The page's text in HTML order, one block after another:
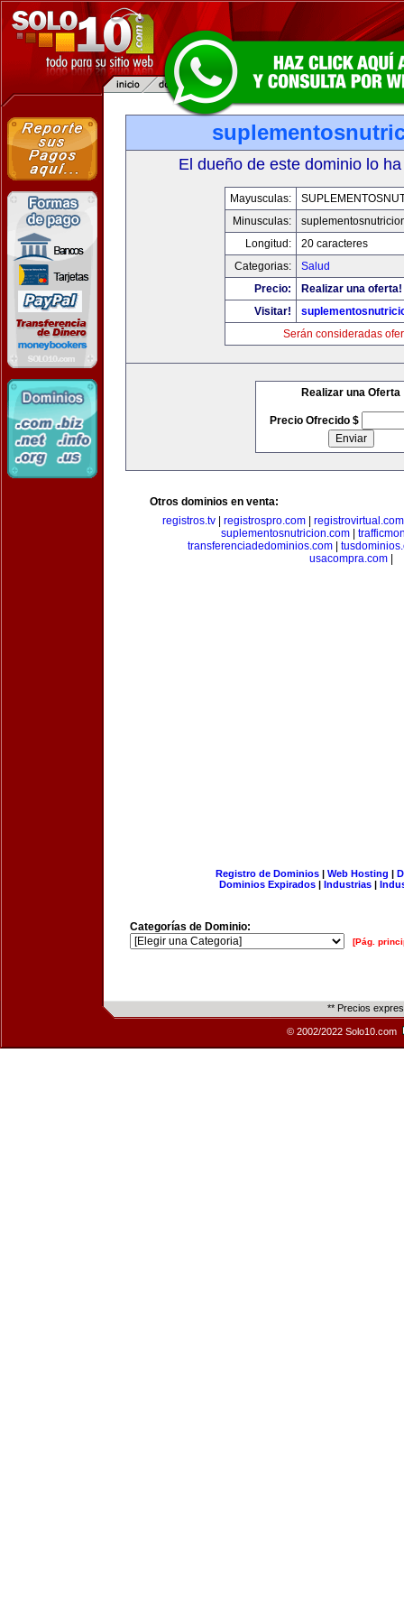
El dueño de este dominio lo
Mayusculas:
Minusculas:
Longitud:
20 caracteres
Categorias:
Salud
Precio:
Realizar una oferta!
Visitar!
Serán consideradas
Realizar una Oferta
Precio Ofrecido $
Otros dominios en venta:
registros.tv
registrospro.com
registrovirtual.com
suplementosnutricion.com|
transferenciadedominios.com|
usacompra.com|
Registro de Dominios| Web Hosting |
Dominios Expirados | Industrias |
Categorías de Dominio:
[Pág.
** Precios
© 2002/2022 Solo10.com